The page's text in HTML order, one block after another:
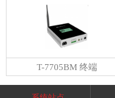
T-7705BM 终端